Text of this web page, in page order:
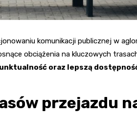
komunikacji publicznej w
obciążenia na kluczowych
oraz lepszą
przejazdu